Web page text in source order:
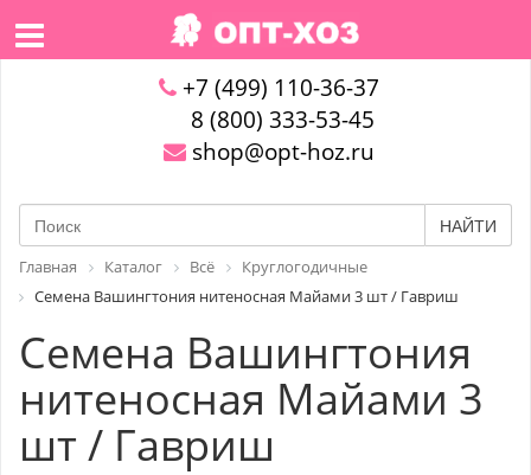
+7 (499) 110-36-37
8 (800) 333-53-45
shop@opt-hoz.ru
НАЙТИ
Главная Каталог Всё
Круглогодичные
Семена Вашингтония нитеносная Майами 3 шт / Гавриш
Семена Вашингтония
нитеносная Майами 3
шт / Гавриш